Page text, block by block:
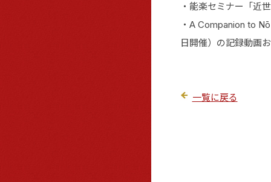
・能楽セミナー「近
・A Companion to
日開催）の記録動画
一覧に戻る